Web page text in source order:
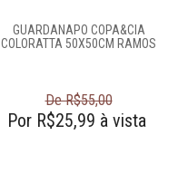
GUARDANAPO COPA&CIA
COLORATTA 50X50CM RAMOS
De R$55,00
Por R$25,99 à vista